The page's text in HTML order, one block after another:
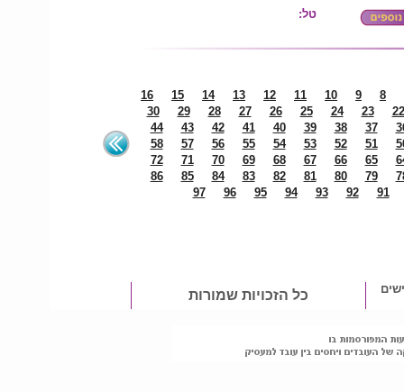
טל:
8
9
10
11
12
13
14
15
16
22
23
24
25
26
27
28
29
30
37
38
39
40
41
42
43
44
51
52
53
54
55
56
57
58
65
66
67
68
69
70
71
72
79
80
81
82
83
84
85
86
91
92
93
94
95
96
97
כל הזכויות שמורות